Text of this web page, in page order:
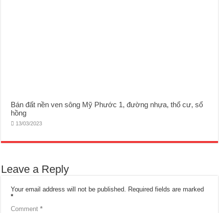
Bán đất nền ven sông Mỹ Phước 1, đường nhựa, thổ cư, sổ
hồng
13/03/2023
Leave a Reply
Your email address will not be published. Required fields are marked
*
Comment*